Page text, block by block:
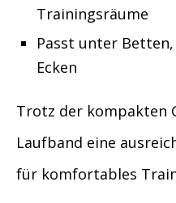
Trainingsräume
Passt unter
Ecken
Trotz der kompakten
Laufband eine
für komfortables